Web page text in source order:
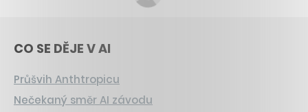
CO SE DĚJE V AI
Průšvih Anthtropicu
Nečekaný směr AI závodu